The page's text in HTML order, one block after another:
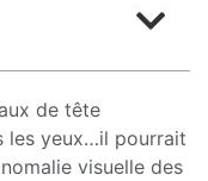
de tête
les yeux…il pourrait
visuelle des